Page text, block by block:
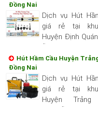
Đồng Nai
Dịch vụ Hút
giá rẻ tại
Huyện Định
khách nhanh và đảm bảo
chất lượng hài long quý
Hút Hầm Cầu Huyện
Đồng Nai
Dịch vụ Hút
giá rẻ tại
Huyện Trảng